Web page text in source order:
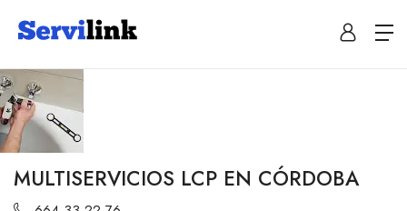
MULTISERVICIOS LCP EN CÓRDOBA